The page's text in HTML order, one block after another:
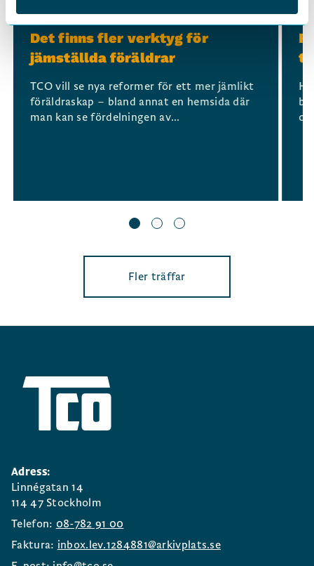
Det finns fler verktyg för
jämställda föräldrar
TCO vill se nya reformer för ett mer jämlikt
föräldraskap – bland annat en hemsida där
man kan se fördelningen av...
Fler träffar
Adress:
Linnégatan 14
114 47 Stockholm
Telefon: 08-782 91 00
Faktura: inbox.lev.1284881@arkivplats.se